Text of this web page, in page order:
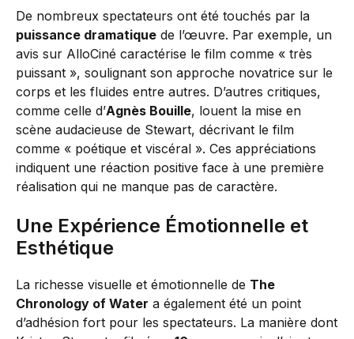
De nombreux spectateurs ont été touchés par la
puissance dramatique de l’œuvre. Par exemple, un
avis sur AlloCiné caractérise le film comme « très
puissant », soulignant son approche novatrice sur le
corps et les fluides entre autres. D’autres critiques,
comme celle d’Agnès Bouille, louent la mise en
scène audacieuse de Stewart, décrivant le film
comme « poétique et viscéral ». Ces appréciations
indiquent une réaction positive face à une première
réalisation qui ne manque pas de caractère.
Une Expérience Émotionnelle et
Esthétique
La richesse visuelle et émotionnelle de The
Chronology of Water a également été un point
d’adhésion fort pour les spectateurs. La manière dont